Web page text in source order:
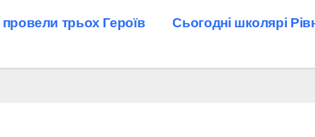
Сьогодні школярі
трьох Героїв